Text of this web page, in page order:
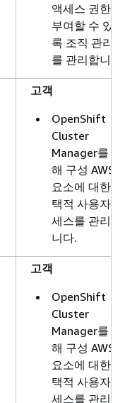
액세스 권한을
부여할 수 있도
록 조직 관리자
를 관리합니다.
고객
OpenShift
Cluster
Manager를 통
해 구성 AWS
요소에 대한 선
택적 사용자 액
세스를 관리합
니다.
고객
OpenShift
Cluster
Manager를 통
해 구성 AWS
요소에 대한 선
택적 사용자 액
세스를 관리합